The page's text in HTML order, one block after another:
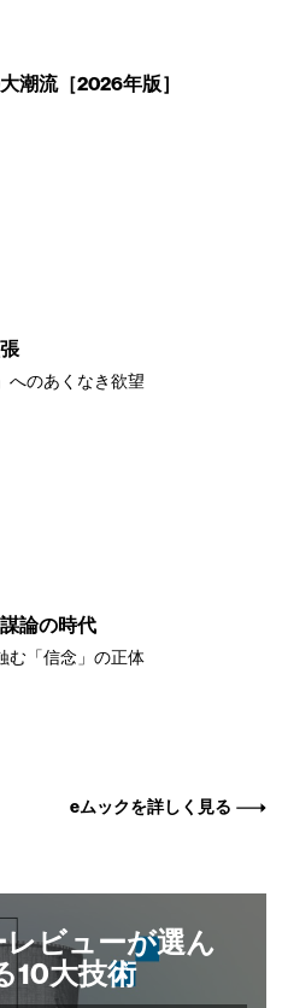
潮流［2026年版］
へのあくなき欲望
論の時代
む「信念」の正体
eムックを詳しく見る
ビューが選ん
10大技術